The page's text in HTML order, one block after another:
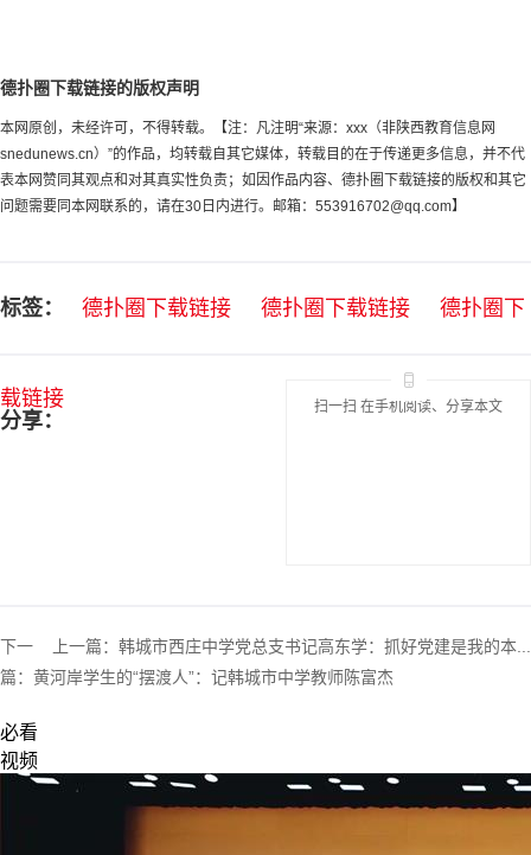
德扑圈下载链接的版权声明
本网原创，未经许可，不得转载。【注：凡注明“来源：xxx（非陕西教育信息网
snedunews.cn）”的作品，均转载自其它媒体，转载目的在于传递更多信息，并不代
表本网赞同其观点和对其真实性负责；如因作品内容、德扑圈下载链接的版权和其它
问题需要同本网联系的，请在30日内进行。邮箱： 553916702@qq.com】
标签： 德扑圈下载链接 德扑圈下载链接 德扑圈下
载链接
分享：
扫一扫 在手机阅读、分享本文
上一篇： 韩城市西庄中学党总支书记高东学：抓好党建是我的本...
下一
篇： 黄河岸学生的“摆渡人”：记韩城市中学教师陈富杰
必看
视频